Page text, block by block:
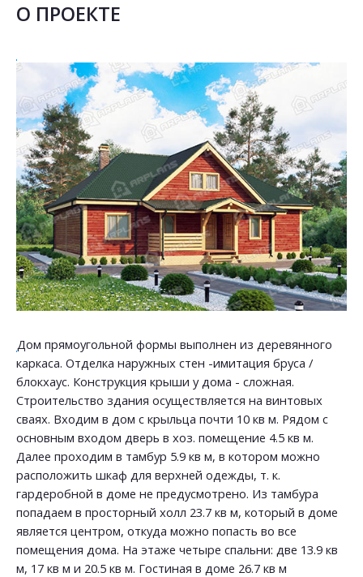
О ПРОЕКТЕ
Дом прямоугольной формы выполнен из деревянного
каркаса. Отделка наружных стен -имитация бруса /
блокхаус. Конструкция крыши у дома - сложная.
Строительство здания осуществляется на винтовых
сваях. Входим в дом с крыльца почти 10 кв м. Рядом с
основным входом дверь в хоз. помещение 4.5 кв м.
Далее проходим в тамбур 5.9 кв м, в котором можно
расположить шкаф для верхней одежды, т. к.
гардеробной в доме не предусмотрено. Из тамбура
попадаем в просторный холл 23.7 кв м, который в доме
является центром, откуда можно попасть во все
помещения дома. На этаже четыре спальни: две 13.9 кв
м, 17 кв м и 20.5 кв м. Гостиная в доме 26.7 кв м